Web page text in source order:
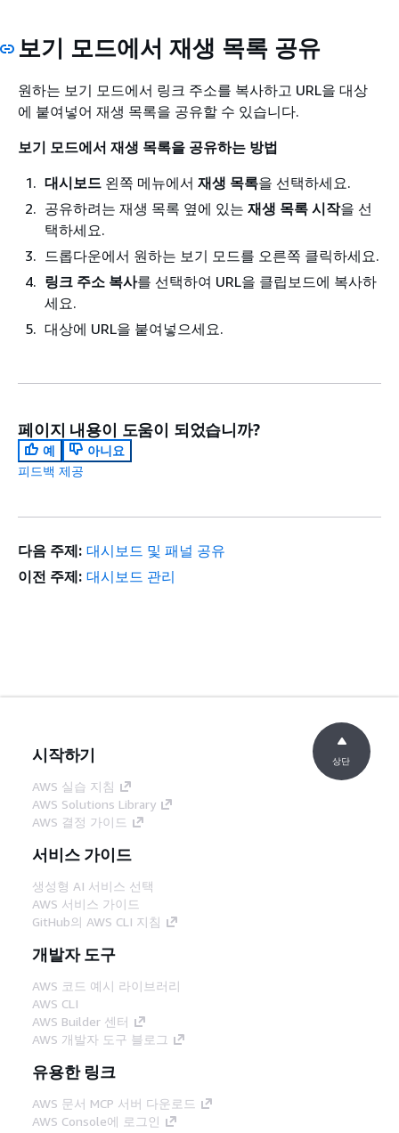
보기 모드에서 재생 목록 공유
원하는 보기 모드에서 링크 주소를 복사하고 URL을 대상
에 붙여넣어 재생 목록을 공유할 수 있습니다.
보기 모드에서 재생 목록을 공유하는 방법
대시보드 왼쪽 메뉴에서 재생 목록을 선택하세요.
공유하려는 재생 목록 옆에 있는 재생 목록 시작을 선
택하세요.
드롭다운에서 원하는 보기 모드를 오른쪽 클릭하세요.
링크 주소 복사를 선택하여 URL을 클립보드에 복사하
세요.
대상에 URL을 붙여넣으세요.
페이지 내용이 도움이 되었습니까?
예
아니요
피드백 제공
다음 주제: 대시보드 및 패널 공유
이전 주제: 대시보드 관리
시작하기
AWS 실습 지침
AWS Solutions Library
AWS 결정 가이드
서비스 가이드
생성형 AI 서비스 선택
AWS 서비스 가이드
GitHub의 AWS CLI 지침
개발자 도구
AWS 코드 예시 라이브러리
AWS CLI
AWS Builder 센터
AWS 개발자 도구 블로그
유용한 링크
AWS 문서 MCP 서버 다운로드
AWS Console에 로그인
상단